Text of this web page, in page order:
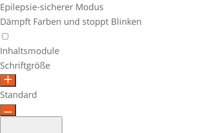
Epilepsie-sicherer Modus
Dämpft Farben und stoppt Blinken
Inhaltsmodule
Schriftgröße
Standard